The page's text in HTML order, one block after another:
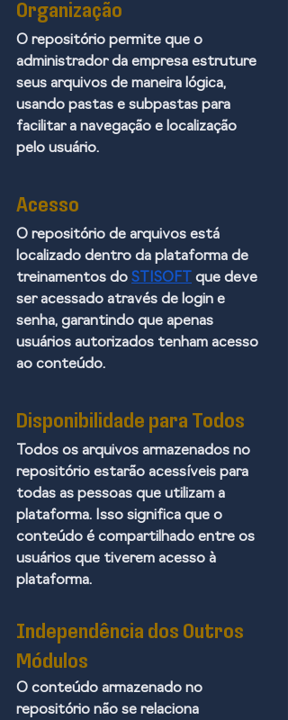
Organização
O repositório permite que o
administrador da empresa estruture
seus arquivos de maneira lógica,
usando pastas e subpastas para
facilitar a navegação e localização
pelo usuário.
Acesso
O repositório de arquivos está
localizado dentro da plataforma de
treinamentos do STISOFT
que deve
ser acessado através de login e
senha, garantindo que apenas
usuários autorizados tenham acesso
ao conteúdo.
Disponibilidade para Todos
Todos os arquivos armazenados no
repositório estarão acessíveis para
todas as pessoas que utilizam a
plataforma. Isso significa que o
conteúdo é compartilhado entre os
usuários que tiverem acesso à
plataforma.
Independência dos Outros
Módulos
O conteúdo armazenado no
repositório não se relaciona